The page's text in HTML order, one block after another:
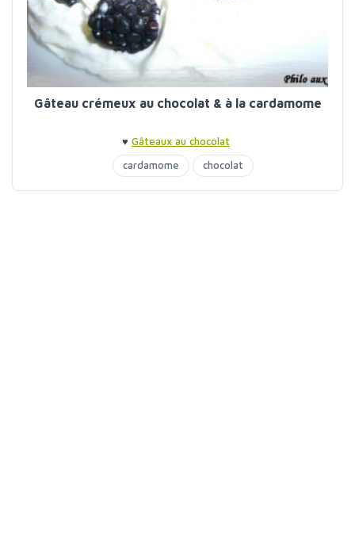
Gâteau crémeux au chocolat & à la cardamome
♥ Gâteaux au chocolat
cardamome
chocolat